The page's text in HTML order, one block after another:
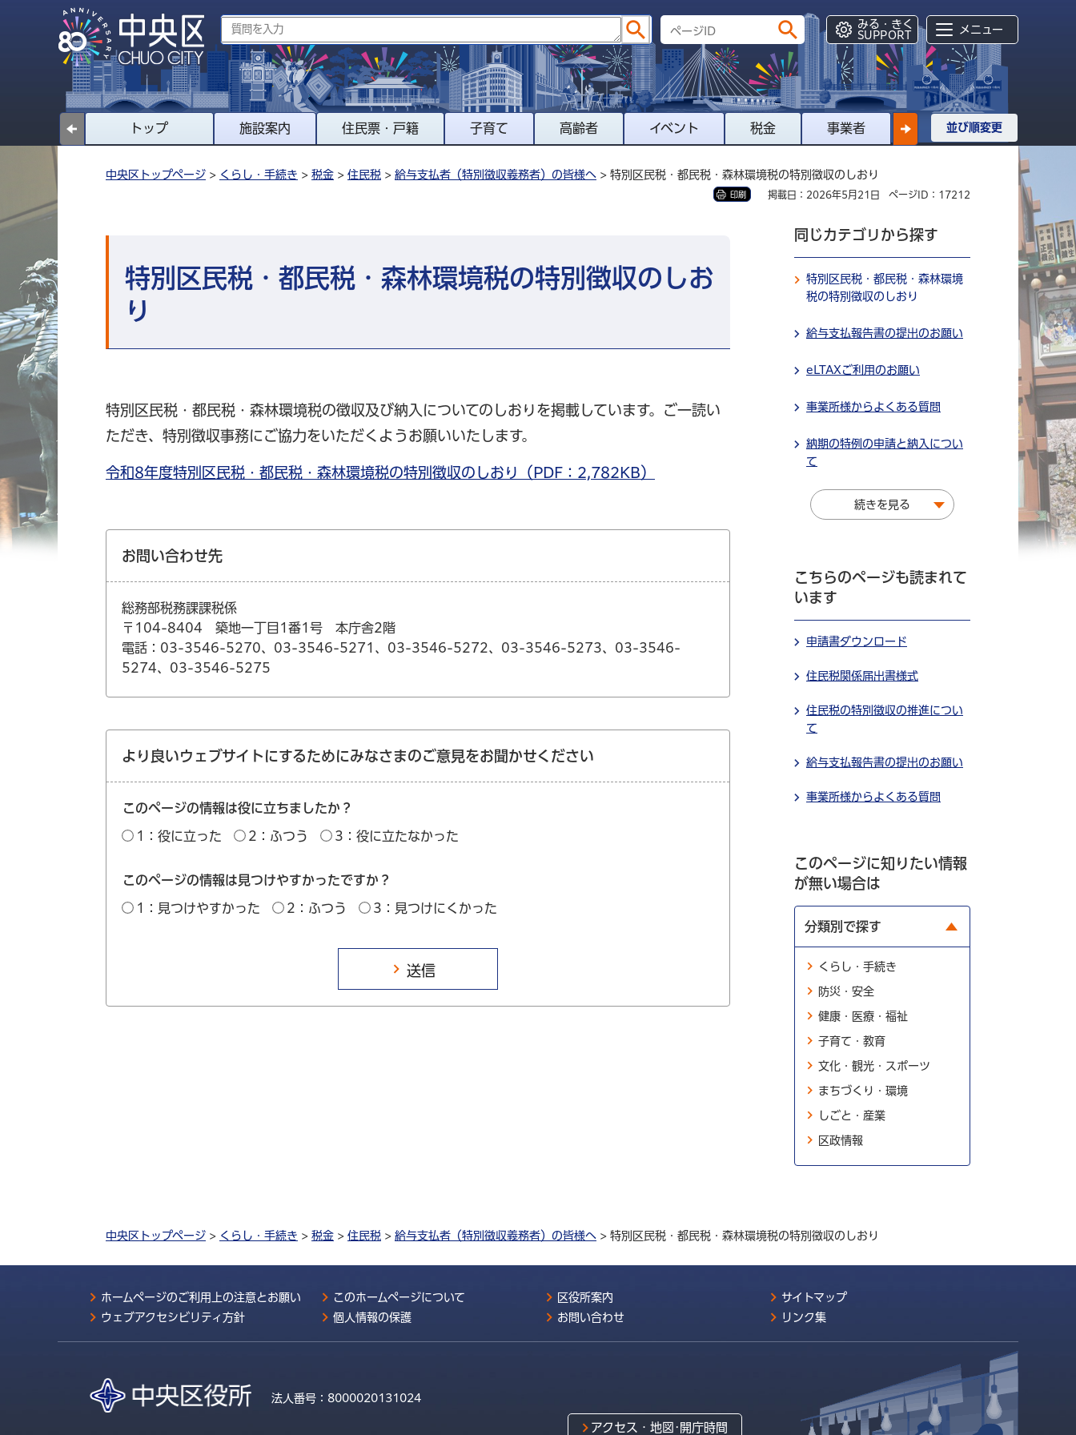
みる・きく
SUPPORT
メニュー
トップ 施設案内 住民票・戸籍 子育て 高齢者 イベント 税金 事業者 並び順変更
中央区トップページ > くらし・手続き > 税金 > 住民税 > 給与支払者（特別徴収義務者）の皆様へ > 特別区民税・都民税・森林環境税の特別徴収のしおり
印刷 掲載日：2026年5月21日 ページID：17212
特別区民税・都民税・森林環境税の特別徴収のしお
り
特別区民税・都民税・森林環境税の徴収及び納入についてのしおりを掲載しています。ご一読い
ただき、特別徴収事務にご協力をいただくようお願いいたします。
令和8年度特別区民税・都民税・森林環境税の特別徴収のしおり（PDF：2,782KB）
お問い合わせ先
総務部税務課課税係
〒104-8404 築地一丁目1番1号 本庁舎2階
電話：03-3546-5270、03-3546-5271、03-3546-5272、03-3546-5273、03-3546-
5274、03-3546-5275
より良いウェブサイトにするためにみなさまのご意見をお聞かせください
このページの情報は役に立ちましたか？
1：役に立った 2：ふつう 3：役に立たなかった
このページの情報は見つけやすかったですか？
1：見つけやすかった 2：ふつう 3：見つけにくかった
同じカテゴリから探す
特別区民税・都民税・森林環境
税の特別徴収のしおり
給与支払報告書の提出のお願い
eLTAXご利用のお願い
事業所様からよくある質問
納期の特例の申請と納入につい
て
続きを見る
こちらのページも読まれて
います
申請書ダウンロード
住民税関係届出書様式
住民税の特別徴収の推進につい
て
給与支払報告書の提出のお願い
事業所様からよくある質問
このページに知りたい情報
が無い場合は
分類別で探す
くらし・手続き
防災・安全
健康・医療・福祉
子育て・教育
文化・観光・スポーツ
まちづくり・環境
しごと・産業
区政情報
中央区トップページ > くらし・手続き > 税金 > 住民税 > 給与支払者（特別徴収義務者）の皆様へ > 特別区民税・都民税・森林環境税の特別徴収のしおり
ホームページのご利用上の注意とお願い このホームページについて 区役所案内
サイトマップ
ウェブアクセシビリティ方針
個人情報の保護 お問い合わせ リンク集
法人番号： 8000020131024
アクセス・地図･開庁時間